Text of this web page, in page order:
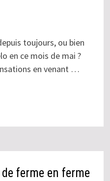
toujours, ou bien
en ce mois de mai ?
en venant …
ferme en ferme